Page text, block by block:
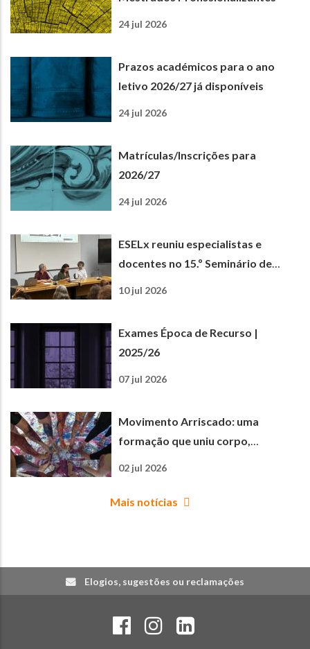
24 jul 2026
Prazos académicos para o ano
letivo 2026/27 já disponíveis
24 jul 2026
Matrículas/Inscrições para
2026/27
24 jul 2026
ESELx reuniu especialistas e
docentes no 15.º Seminário de
10 jul 2026
Exames Época de Recurso |
2025/26
07 jul 2026
Movimento Arriscado: uma
formação que uniu corpo,
02 jul 2026
Mais notícias
Elogios, sugestões ou reclamações